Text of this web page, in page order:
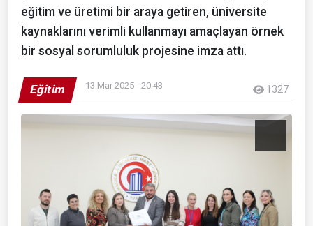
eğitim ve üretimi bir araya getiren, üniversite
kaynaklarını verimli kullanmayı amaçlayan örnek
bir sosyal sorumluluk projesine imza attı.
Eğitim 13 Mar 2025 - 20:43 1327